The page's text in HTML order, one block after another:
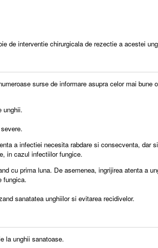
de interventie chirurgicala de rezectie a acestei
surse de informare asupra celor mai bune
unghii.
a infectiei necesita rabdare si consecventa, dar
in cazul infectiilor fungice.
cu prima luna. De asemenea, ingrijirea atenta a
fungica.
sanatatea unghiilor si evitarea recidivelor.
la unghii sanatoase.